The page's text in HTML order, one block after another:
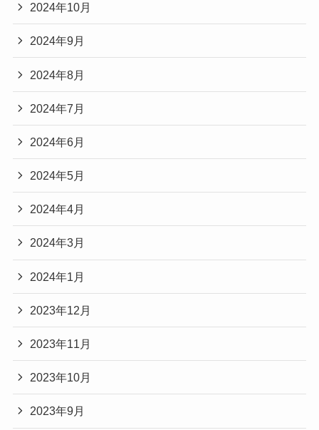
2024年10月
2024年9月
2024年8月
2024年7月
2024年6月
2024年5月
2024年4月
2024年3月
2024年1月
2023年12月
2023年11月
2023年10月
2023年9月